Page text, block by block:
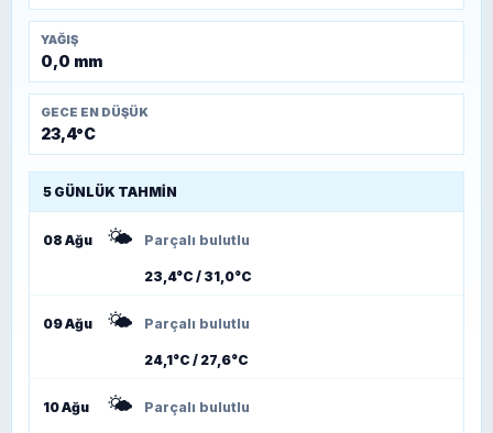
YAĞIŞ
0,0 mm
GECE EN DÜŞÜK
23,4°C
5 GÜNLÜK TAHMIN
08 Ağu 🌤️ Parçalı bulutlu
23,4°C / 31,0°C
09 Ağu 🌤️ Parçalı bulutlu
24,1°C / 27,6°C
10 Ağu 🌤️ Parçalı bulutlu